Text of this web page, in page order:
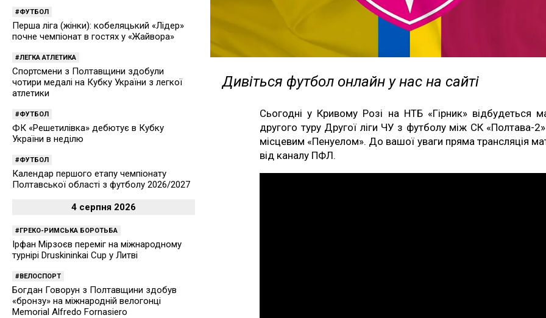
Дивіться футбол онлайн у нас на сайті
Сьогодні у Кривому Розі на НТБ «Гірник» відбудеться
другого туру Другої ліги ЧУ з футболу між СК «Полтава-
місцевим «Пенуелом». До вашої уваги пряма трансляція
від каналу ПФЛ.
ФУТБОЛ
Перша ліга (жінки): кобеляцький «Лідер»
почне чемпіонат в гостях у «Жайвора»
ЛЕГКА АТЛЕТИКА
Спортсмени з Полтавщини здобули
чотири медалі на Кубку України з легкої
атлетики
ФУТБОЛ
ФК «Решетилівка» дебютує в Кубку
України в неділю
ФУТБОЛ
Календар першого етапу чемпіонату
Полтавської області з футболу 2026/2027
4 серпня 2026
ГРЕКО-РИМСЬКА БОРОТЬБА
Ірфан Мірзоєв переміг на міжнародному
турнірі Druskininkai Cup у Литві
ВЕЛОСПОРТ
Богдан Говорун з Полтавщини здобув
«бронзу» на міжнародній велогонці
Memorial Alfredo Fornasiero